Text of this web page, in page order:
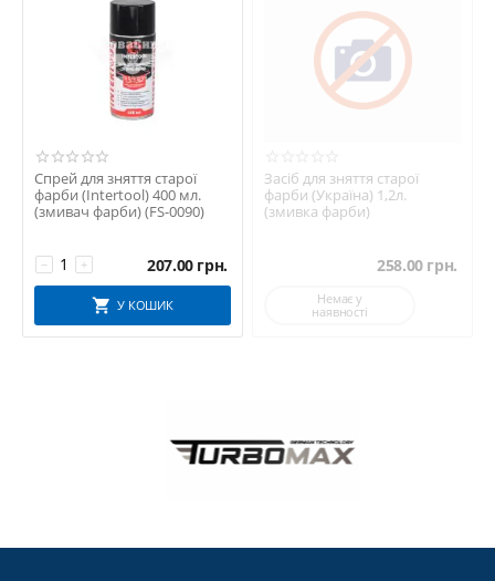
Спрей для зняття старої
фарби (Intertool) 400 мл.
(змивач фарби) (FS-0090)
+
− 207.00 грн.
У КОШИК
Засіб для зняття старої
фарби (Україна) 1,2л.
(змивка фарби)
258.00 грн.
Немає у
наявності